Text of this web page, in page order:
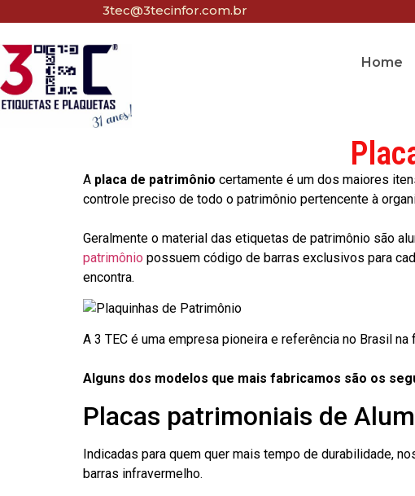
3tec@3tecinfor.com.br
Home
A placa de patrimônio certamente é um dos maiores
controle preciso de todo o patrimônio pertencente à
Geralmente o material das etiquetas de patrimônio são
patrimônio possuem código de barras exclusivos para
encontra.
A 3 TEC é uma empresa pioneira e referência no Brasil
Alguns dos modelos que mais fabricamos são os
Placas patrimoniais de
Indicadas para quem quer mais tempo de durabilidade,
barras infravermelho.